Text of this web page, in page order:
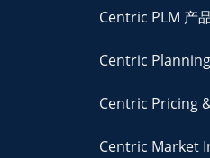
Centric PLM 产
Centric
Centric Pricing
Centric Market